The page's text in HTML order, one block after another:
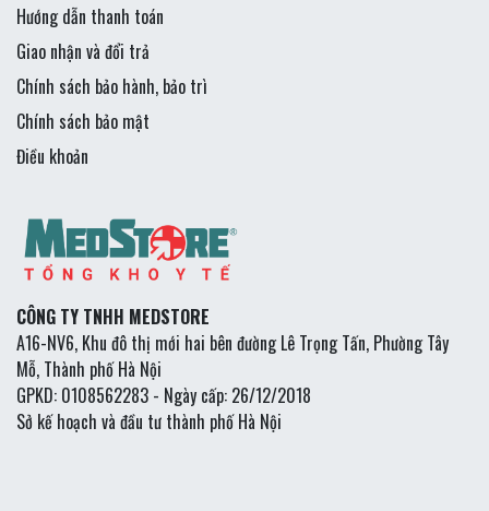
Hướng dẫn thanh toán
Giao nhận và đổi trả
Chính sách bảo hành, bảo trì
Chính sách bảo mật
Điều khoản
CÔNG TY TNHH MEDSTORE
A16-NV6, Khu đô thị mới hai bên đường Lê Trọng Tấn, Phường Tây
Mỗ, Thành phố Hà Nội
GPKD: 0108562283 - Ngày cấp: 26/12/2018
Sở kế hoạch và đầu tư thành phố Hà Nội